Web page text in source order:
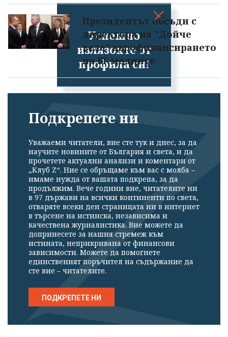
Успешно
излязохте от
профила си!
Президентът обсъди с
директора на "Дойче
веле" еврофинансирането
на БГ медиите
Подкрепете ни
Уважаеми читатели, вие сте тук и днес, за да
научите новините от България и света, и да
прочетете актуални анализи и коментари от
„Клуб Z“. Ние се обръщаме към вас с молба –
имаме нужда от вашата подкрепа, за да
продължим. Вече години вие, читателите ни
в 97 държави на всички континенти по света,
отваряте всеки ден страницата ни в интернет
в търсене на истинска, независима и
качествена журналистика. Вие можете да
допринесете за нашия стремеж към
истината, неприкривана от финансови
зависимости. Можете да помогнете
единственият поръчител на съдържание да
сте вие – читателите.
ПОДКРЕПЕТЕ НИ